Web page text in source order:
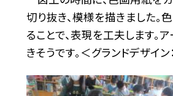
切り抜き、模様を描きました。
ることで、表現を工夫します。
きそうです。＜グランドデザイン